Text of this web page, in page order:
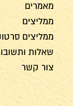
מאמרים
ממליצים
ממליצים
שאלות
צור קשר